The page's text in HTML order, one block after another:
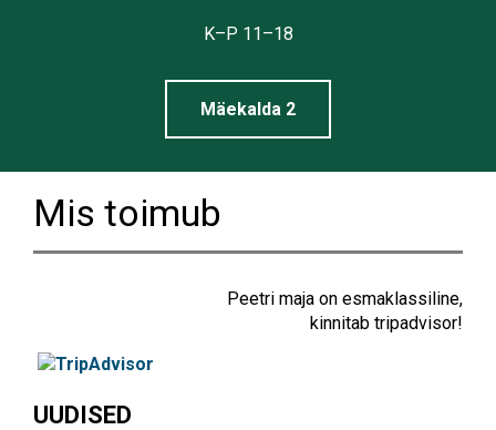
K–P 11–18
Mäekalda 2
Mis toimub
Peetri maja on esmaklassiline,
kinnitab tripadvisor!
UUDISED